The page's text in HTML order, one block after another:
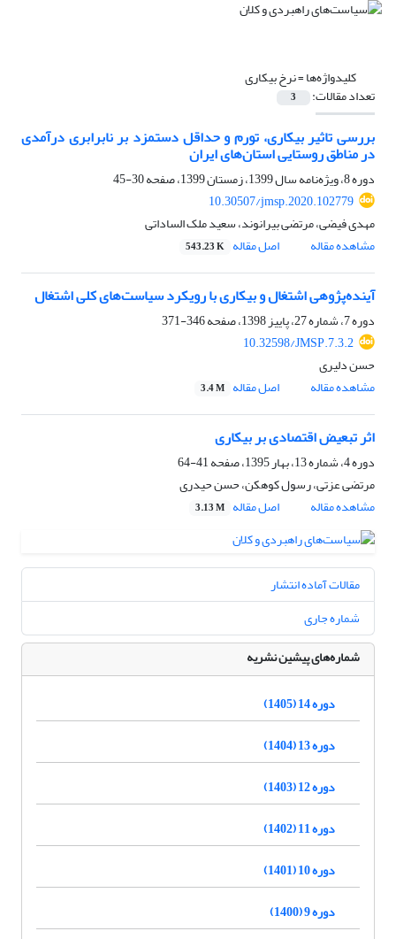
کلیدواژه‌ها =نرخ بیکاری
تعداد مقالات: 3
بررسی تاثیر بیکاری، تورم و حداقل دستمزد بر نابرابری درآمدی
در مناطق روستایی استان‌های ایران
دوره 8، ویژه‌نامه سال 1399، زمستان 1399، صفحه
30-45
10.30507/jmsp.2020.102779
مهدی فیضی، مرتضی بیرانوند، سعید ملک الساداتی
مشاهده مقاله
اصل مقاله 543.23 K
آینده‌پژوهی اشتغال و بیکاری با رویکرد سیاست‌های کلی اشتغال
دوره 7، شماره 27، پاییز 1398، صفحه
346-371
10.32598/JMSP.7.3.2
حسن دلیری
مشاهده مقاله
اصل مقاله 3.4 M
اثر تبعیض اقتصادی بر بیکاری
دوره 4، شماره 13، بهار 1395، صفحه
41-64
مرتضی عزتی، رسول کوهکن، حسن حیدری
مشاهده مقاله
اصل مقاله 3.13 M
مقالات آماده انتشار
شماره جاری
شماره‌های پیشین نشریه
دوره 14 (1405)
دوره 13 (1404)
دوره 12 (1403)
دوره 11 (1402)
دوره 10 (1401)
دوره 9 (1400)